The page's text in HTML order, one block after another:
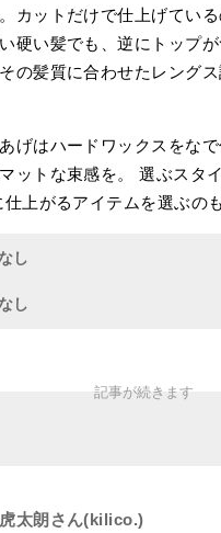
カットだけで仕上げてい
硬い髪でも、逆にトップ
の髪質に合わせたレング
げはハードワックスをな
ットな束感を。 選ぶスタ
仕上がるアイテムを選ぶの
し
し
太朗さん(kilico.)